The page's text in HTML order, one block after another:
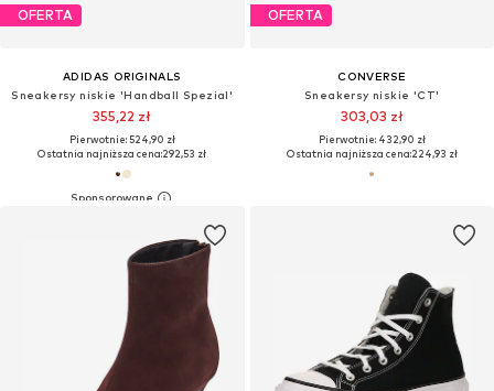
OFERTA
ADIDAS ORIGINALS
Sneakersy niskie 'Handball Spezial'
355,22 zł
Pierwotnie: 524,90 zł
Ostatnia najniższa cena:292,53 zł
OFERTA
CONVERSE
Sneakersy niskie 'CT'
303,03 zł
Pierwotnie: 432,90 zł
Ostatnia najniższa cena:224,93 zł